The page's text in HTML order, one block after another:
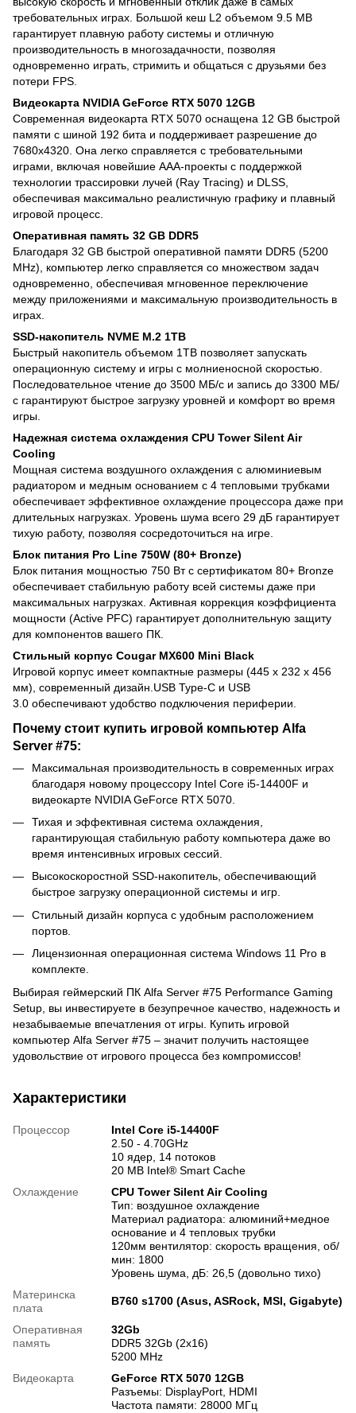
требовательных играх. Большой кеш L2 объемом 9.5 MB
гарантирует плавную работу системы и отличную
производительность в многозадачности, позволяя
одновременно играть, стримить и общаться с друзьями без
потери FPS.
Видеокарта NVIDIA GeForce RTX 5070 12GB
Современная видеокарта RTX 5070 оснащена 12 GB быстрой
памяти с шиной 192 бита и поддерживает разрешение до
7680x4320. Она легко справляется с требовательными
играми, включая новейшие AAA-проекты с поддержкой
технологии трассировки лучей (Ray Tracing) и DLSS,
обеспечивая максимально реалистичную графику и плавный
игровой процесс.
Оперативная память 32 GB DDR5
Благодаря 32 GB быстрой оперативной памяти DDR5 (5200
MHz), компьютер легко справляется со множеством задач
одновременно, обеспечивая мгновенное переключение
между приложениями и максимальную производительность в
играх.
SSD-накопитель NVME M.2 1TB
Быстрый накопитель объемом 1TB позволяет запускать
операционную систему и игры с молниеносной скоростью.
Последовательное чтение до 3500 МБ/с и запись до 3300 МБ/
с гарантируют быстрое загрузку уровней и комфорт во время
игры.
Надежная система охлаждения CPU Tower Silent Air
Cooling
Мощная система воздушного охлаждения с алюминиевым
радиатором и медным основанием с 4 тепловыми трубками
обеспечивает эффективное охлаждение процессора даже при
длительных нагрузках. Уровень шума всего 29 дБ гарантирует
тихую работу, позволяя сосредоточиться на игре.
Блок питания Pro Line 750W (80+ Bronze)
Блок питания мощностью 750 Вт с сертификатом 80+ Bronze
обеспечивает стабильную работу всей системы даже при
максимальных нагрузках. Активная коррекция коэффициента
мощности (Active PFC) гарантирует дополнительную защиту
для компонентов вашего ПК.
Стильный корпус Cougar MX600 Mini Black
Игровой корпус имеет компактные размеры (445 x 232 x 456
мм), современный дизайн.USB Type-C и USB
3.0 обеспечивают удобство подключения периферии.
Почему стоит купить игровой компьютер Alfa
Server #75:
Максимальная производительность в современных играх
благодаря новому процессору Intel Core i5-14400F и
видеокарте NVIDIA GeForce RTX 5070.
Тихая и эффективная система охлаждения,
гарантирующая стабильную работу компьютера даже во
время интенсивных игровых сессий.
Высокоскоростной SSD-накопитель, обеспечивающий
быстрое загрузку операционной системы и игр.
Стильный дизайн корпуса с удобным расположением
портов.
Лицензионная операционная система Windows 11 Pro в
комплекте.
Выбирая геймерский ПК Alfa Server #75 Performance Gaming
Setup, вы инвестируете в безупречное качество, надежность и
незабываемые впечатления от игры. Купить игровой
компьютер Alfa Server #75 – значит получить настоящее
удовольствие от игрового процесса без компромиссов!
Характеристики
Процессор
Intel Core i5-14400F
2.50 - 4.70GHz
10 ядер, 14 потоков
20 MB Intel® Smart Cache
Охлаждение
CPU Tower Silent Air Cooling
Тип: воздушное охлаждение
Материал радиатора: алюминий+медное
основание и 4 тепловых трубки
120мм вентилятор: скорость вращения, об/
мин: 1800
Уровень шума, дБ: 26,5 (довольно тихо)
Материнска
плата
B760 s1700 (Asus, ASRock, MSI, Gigabyte)
Оперативная
память
32Gb
DDR5 32Gb (2x16)
5200 MHz
Видеокарта
GeForce RTX 5070 12GB
Разъемы: DisplayPort, HDMI
Частота памяти: 28000 МГц